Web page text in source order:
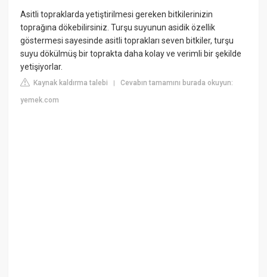
Asitli topraklarda yetiştirilmesi gereken bitkilerinizin
toprağına dökebilirsiniz. Turşu suyunun asidik özellik
göstermesi sayesinde asitli toprakları seven bitkiler, turşu
suyu dökülmüş bir toprakta daha kolay ve verimli bir şekilde
yetişiyorlar.
Kaynak kaldırma talebi |Cevabın tamamını burada okuyun:
yemek.com